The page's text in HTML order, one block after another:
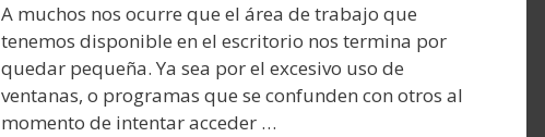
A muchos nos ocurre que el área de trabajo que
tenemos disponible en el escritorio nos termina por
quedar pequeña. Ya sea por el excesivo uso de
ventanas, o programas que se confunden con otros al
momento de intentar acceder …